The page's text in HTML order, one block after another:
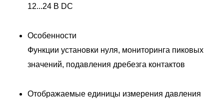
12...24 В DC
Особенности
Функции установки нуля, мониторинга пиковых
значений, подавления дребезга контактов
Отображаемые единицы измерения давления